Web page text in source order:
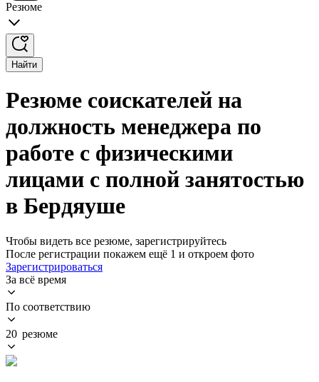
Резюме
Найти
Резюме соискателей на
должность менеджера по
работе с физическими
лицами с полной занятостью
в Бердяуше
Чтобы видеть все резюме, зарегистрируйтесь
После регистрации покажем ещё 1 и откроем фото
Зарегистрироваться
За всё время
По соответствию
20 резюме